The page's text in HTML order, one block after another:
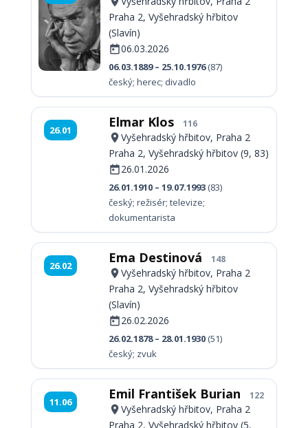
Praha 2, Vyšehradský hřbitov
(Slavín)
06.03.2026
06.03.1889 – 25.10.1976(87)
český; herec; divadlo
26.01 Elmar Klos 116
Vyšehradský hřbitov, Praha 2
Praha 2, Vyšehradský hřbitov (9, 83)
26.01.2026
26.01.1910 – 19.07.1993 (83)
český; režisér; televize;
dokumentarista
26.02 Ema Destinová 148
Vyšehradský hřbitov, Praha 2
Praha 2, Vyšehradský hřbitov
(Slavín)
26.02.2026
26.02.1878 – 28.01.1930 (51)
český; zvuk
11.06 Emil František Burian 122
Vyšehradský hřbitov, Praha 2
Praha 2, Vyšehradský hřbitov (5,